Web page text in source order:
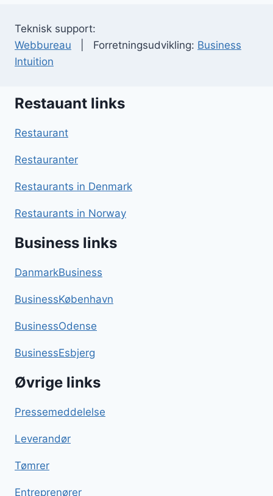
Teknisk support:
Webbureau | Forretningsudvikling: Business
Intuition
Restauant links
Restaurant
Restauranter
Restaurants in Denmark
Restaurants in Norway
Business links
DanmarkBusiness
BusinessKøbenhavn
BusinessOdense
BusinessEsbjerg
Øvrige links
Pressemeddelelse
Leverandør
Tømrer
Entreprenører